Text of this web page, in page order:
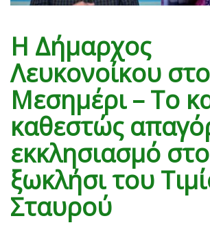
Η Δήμαρχος
Λευκονοίκου
Μεσημέρι – Το
καθεστώς
εκκλησιασμό στο
ξωκλήσι του
Σταυρού